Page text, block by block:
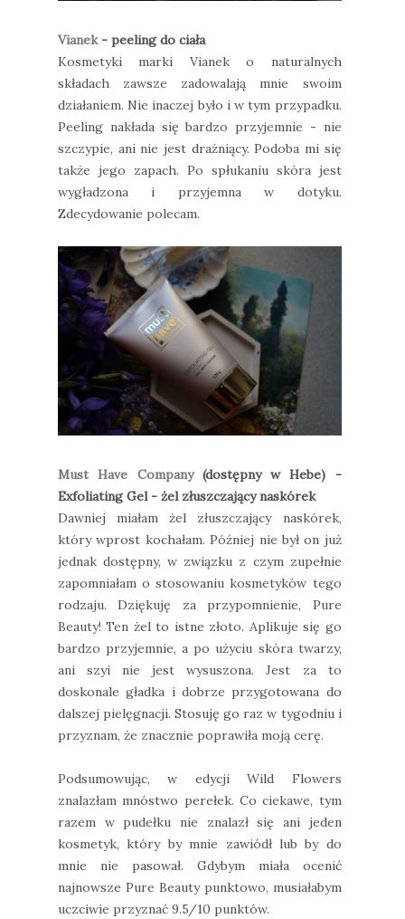
Vianek- peeling do ciała
Kosmetyki marki Vianek o naturalnych
składach zawsze zadowalają mnie swoim
działaniem. Nie inaczej było i w tym przypadku.
Peeling nakłada się bardzo przyjemnie - nie
szczypie, ani nie jest drażniący. Podoba mi się
także jego zapach. Po spłukaniu skóra jest
wygładzona i przyjemna w dotyku.
Zdecydowanie polecam.
Must Have Company(dostępny w Hebe) -
Exfoliating Gel - żel złuszczający naskórek
Dawniej miałam żel złuszczający naskórek,
który wprost kochałam. Później nie był on już
jednak dostępny, w związku z czym zupełnie
zapomniałam o stosowaniu kosmetyków tego
rodzaju. Dziękuję za przypomnienie, Pure
Beauty! Ten żel to istne złoto. Aplikuje się go
bardzo przyjemnie, a po użyciu skóra twarzy,
ani szyi nie jest wysuszona. Jest za to
doskonale gładka i dobrze przygotowana do
dalszej pielęgnacji. Stosuję go raz w tygodniu i
przyznam, że znacznie poprawiła moją cerę.
Podsumowując, w edycji Wild Flowers
znalazłam mnóstwo perełek. Co ciekawe, tym
razem w pudełku nie znalazł się ani jeden
kosmetyk, który by mnie zawiódł lub by do
mnie nie pasował. Gdybym miała ocenić
najnowsze Pure Beauty punktowo, musiałabym
uczciwie przyznać 9.5/10 punktów.